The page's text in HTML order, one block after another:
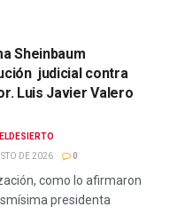
Sheinbaum
judicial contra
Luis Javier Valero
DE 2026
0
como lo afirmaron
presidenta